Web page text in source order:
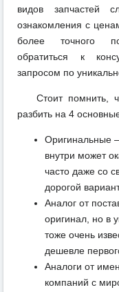
видов запчастей
ознакомления с
более точного
обратиться к
запросом по
Стоит помнить,
разбить на 4
Оригинальные
внутри может
часто даже со
дорогой
Аналог от
оригинал, но в
тоже очень
дешевле
Аналоги от
компаний с